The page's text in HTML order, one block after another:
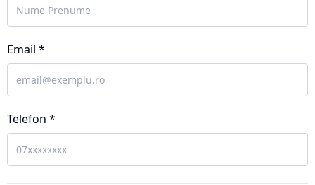
Email *
Telefon *